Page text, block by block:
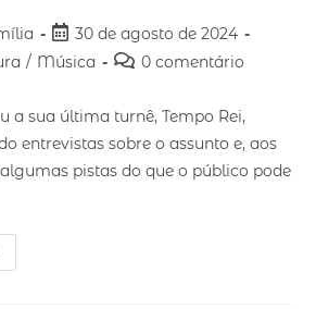
30 de agosto de 2024
/ Música 0 comentário
a sua última turnê, Tempo Rei,
entrevistas sobre o assunto e, aos
pistas do que o público pode